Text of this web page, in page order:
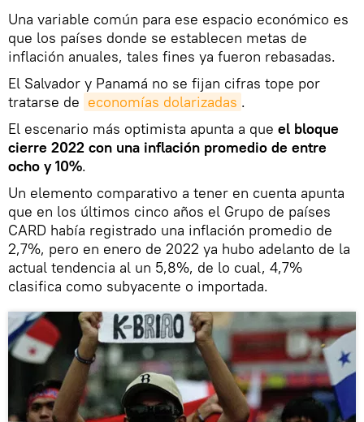
Una variable común para ese espacio económico es
que los países donde se establecen metas de
inflación anuales, tales fines ya fueron rebasadas.
El Salvador y Panamá no se fijan cifras tope por
tratarse de economías dolarizadas .
El escenario más optimista apunta a que el bloque
cierre 2022 con una inflación promedio de entre
ocho y 10%.
Un elemento comparativo a tener en cuenta apunta
que en los últimos cinco años el Grupo de países
CARD había registrado una inflación promedio de
2,7%, pero en enero de 2022 ya hubo adelanto de la
actual tendencia al un 5,8%, de lo cual, 4,7%
clasifica como subyacente o importada.